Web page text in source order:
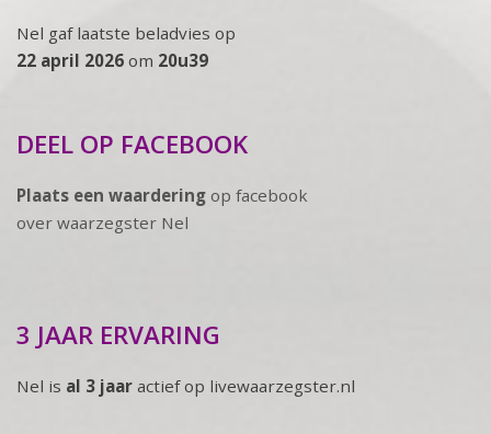
Nel gaf laatste beladvies op
22 april 2026 om 20u39
DEEL OP FACEBOOK
Plaats een waardering op facebook
over waarzegster Nel
3 JAAR ERVARING
Nel is al 3 jaar actief op livewaarzegster.nl